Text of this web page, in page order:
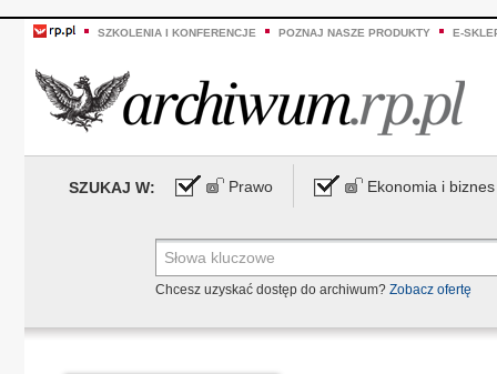
SZKOLENIA I KONFERENCJE POZNAJ NASZE PRODUKTY E-
SZUKAJ W: Prawo Ekonomia i biznes
Chcesz uzyskać dostęp do archiwum? Zobacz ofertę